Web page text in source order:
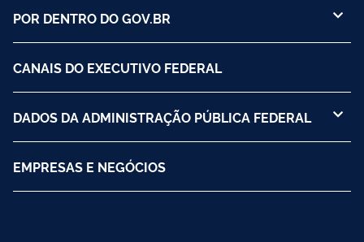
POR DENTRO DO GOV.BR
CANAIS DO EXECUTIVO FEDERAL
DADOS DA ADMINISTRAÇÃO PÚBLICA FEDERAL
EMPRESAS E NEGÓCIOS